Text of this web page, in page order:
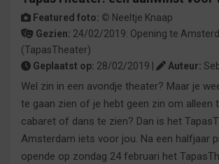
Featured foto: © Neeltje Knaap
Gezien: 24/02/2019: Opening te
(TapasTheater)
Geplaatst op: 28/02/2019 | Auteur:
Wel zin in een avondje theater? Maar je
te gaan zien of je hebt geen zin om alleen
cabaret of dans te zien? Dan is het
Amsterdam iets voor jou. Na een halfjaar
opende op zondag 24 februari het